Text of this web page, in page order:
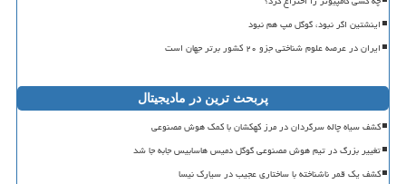
اینشتین اگر نبود، گوگل مپ هم نبود
ایران در عرصه علوم شناختی جزو ۲۰ کشور برتر جهان است
پربحث ترین در مادیجیتال
کشف سیاه چاله سرگردان در مرز کهکشان با کمک هوش مصنوعی
تغییر بزرگ در تیم هوش مصنوعی گوگل دمیس هاسابیس جابه جا شد
کشف یک قمر ناشناخته با ساختاری عجیب در سیارک نیسا